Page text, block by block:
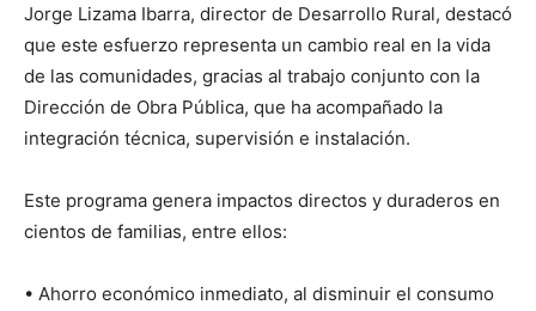
Jorge Lizama Ibarra, director de Desarrollo Rural, destacó
que este esfuerzo representa un cambio real en la vida
de las comunidades, gracias al trabajo conjunto con la
Dirección de Obra Pública, que ha acompañado la
integración técnica, supervisión e instalación.
Este programa genera impactos directos y duraderos en
cientos de familias, entre ellos:
• Ahorro económico inmediato, al disminuir el consumo